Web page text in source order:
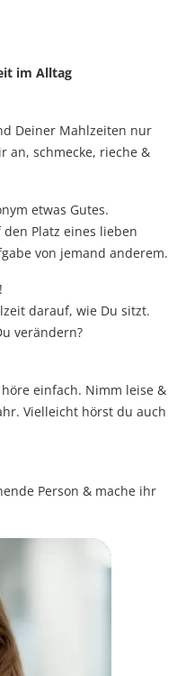
im Alltag
Deiner Mahlzeiten nur
an, schmecke, rieche &
etwas Gutes.
den Platz eines lieben
von jemand anderem.
darauf, wie Du sitzt.
verändern?
einfach. Nimm leise &
Vielleicht hörst du auch
Person & mache ihr